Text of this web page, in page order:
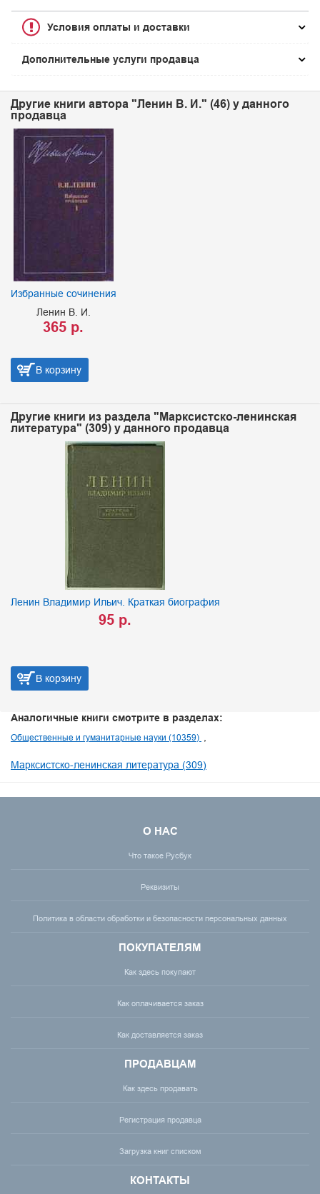
Условия оплаты и доставки
Дополнительные услуги продавца
Другие книги автора "Ленин В. И." (46) у данного
продавца
Избранные сочинения
Ленин В. И.
365 р.
В корзину
Другие книги из раздела "Марксистско-ленинская
литература" (309) у данного продавца
Ленин Владимир Ильич. Краткая биография
95 р.
В корзину
Аналогичные книги смотрите в разделах:
Общественные и гуманитарные науки (10359)
Марксистско-ленинская литература (309)
О НАС
Что такое Русбук
Реквизиты
Политика в области обработки и безопасности персональных данных
ПОКУПАТЕЛЯМ
Как здесь покупают
Как оплачивается заказ
Как доставляется заказ
ПРОДАВЦАМ
Как здесь продавать
Регистрация продавца
Загрузка книг списком
КОНТАКТЫ